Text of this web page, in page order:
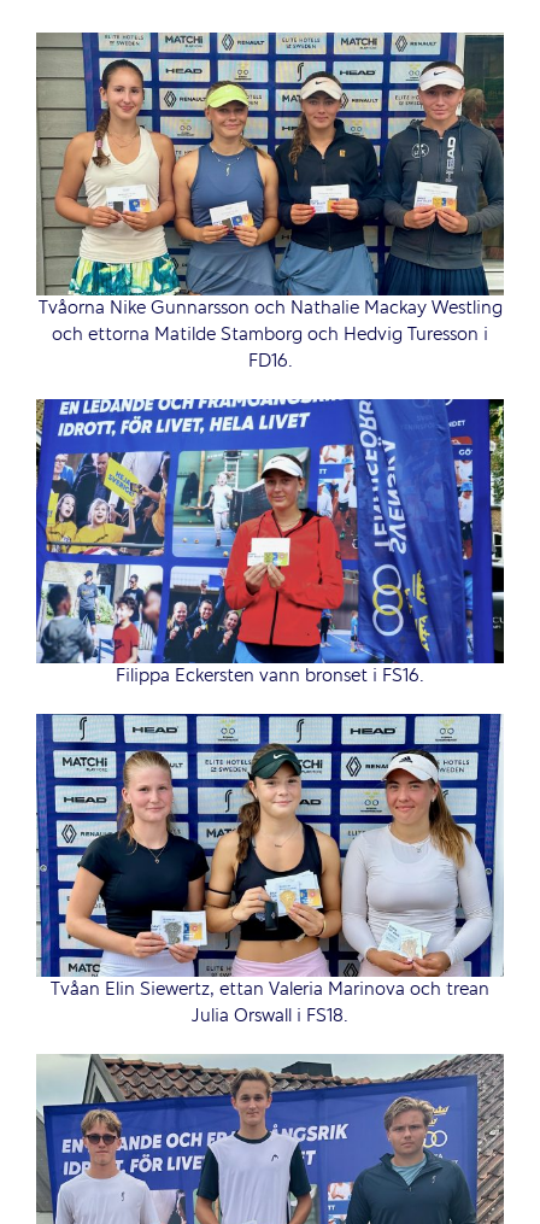
Tvåorna Nike Gunnarsson och Nathalie Mackay Westling
och ettorna Matilde Stamborg och Hedvig Turesson i
FD16.
Filippa Eckersten vann bronset i FS16.
Tvåan Elin Siewertz, ettan Valeria Marinova och trean
Julia Orswall i FS18.